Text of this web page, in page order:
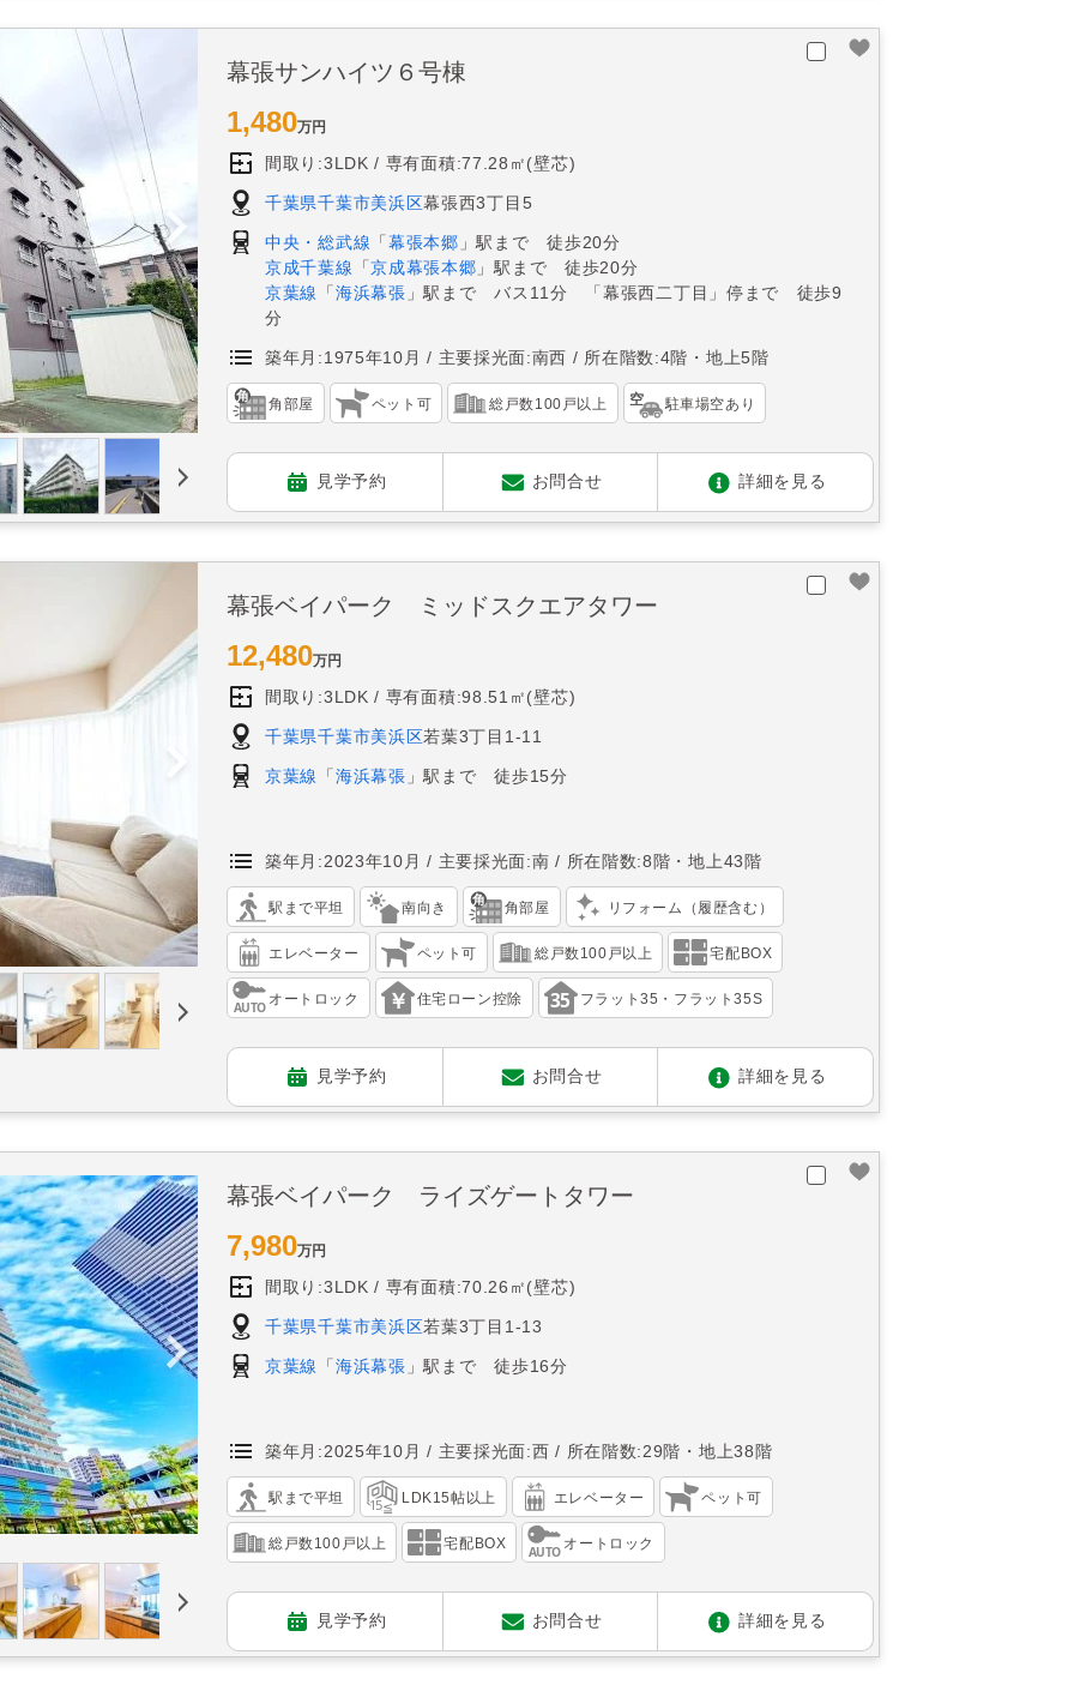
幕張サンハイツ６号棟
1,480万円
間取り:3LDK 専有面積:77.28㎡(壁芯)
千葉県千葉市美浜区幕張西3丁目5
中央・総武線 「 幕張本郷 」駅まで 徒歩20分
京成千葉線 「京成幕張本郷 」駅まで 徒歩20分
京葉線
「 海浜幕張 」駅まで バス11分 「幕張西二丁目」停まで 徒歩9
分
築年月:1975年10月 主要採光面:南西 所在階数:4階・地上5階
角部屋 ペット可 総戸数100戸以上 駐車場空あり
見学予約 お問合せ 詳細を見る
幕張ベイパーク ミッドスクエアタワー
12,480万円
間取り:3LDK 専有面積:98.51㎡(壁芯)
千葉県千葉市美浜区若葉3丁目1-11
京葉線 「 海浜幕張 」駅まで 徒歩15分
築年月:2023年10月 主要採光面:南 所在階数:8階・地上43階
駅まで平坦 南向き 角部屋 リフォーム（履歴含む）
エレベーター ペット可 総戸数100戸以上 宅配BOX
オートロック 住宅ローン控除 フラット35・フラット35S
見学予約 お問合せ 詳細を見る
幕張ベイパーク ライズゲートタワー
7,980万円
間取り:3LDK 専有面積:70.26㎡(壁芯)
千葉県千葉市美浜区若葉3丁目1-13
京葉線 「 海浜幕張 」駅まで 徒歩16分
築年月:2025年10月 主要採光面:西 所在階数:29階・地上38階
駅まで平坦 LDK15帖以上 エレベーター ペット可
総戸数100戸以上 宅配BOX オートロック
見学予約 お問合せ 詳細を見る